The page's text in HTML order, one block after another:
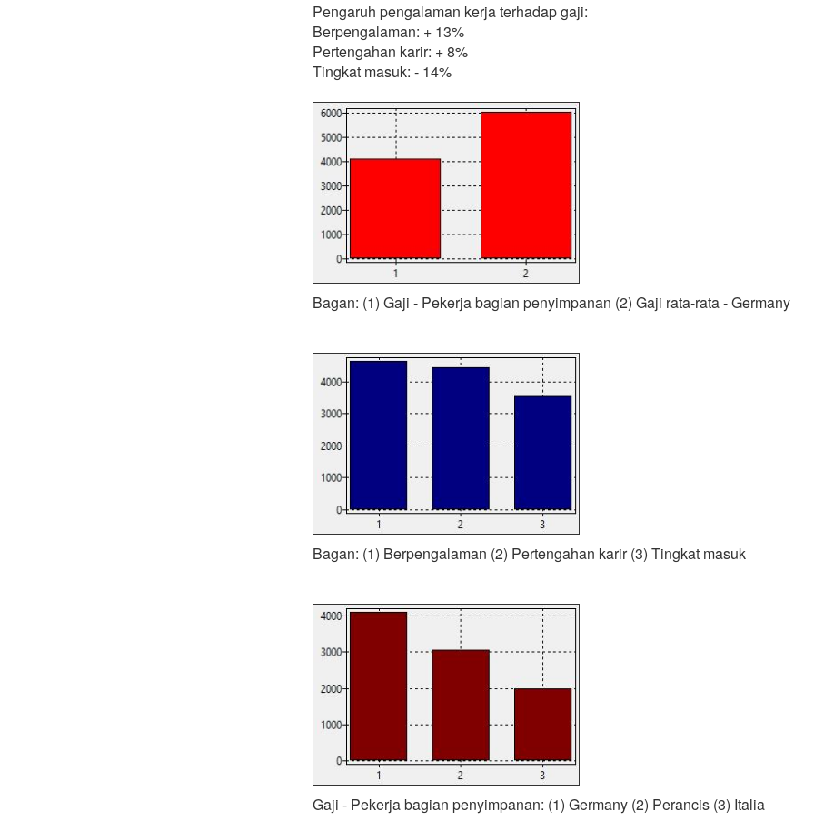
Pengaruh pengalaman kerja terhadap gaji:
Berpengalaman: + 13%
Pertengahan karir: + 8%
Tingkat masuk: - 14%
Bagan: (1) Gaji - Pekerja bagian penyimpanan (2) Gaji rata-rata - Germany
Bagan: (1) Berpengalaman (2) Pertengahan karir (3) Tingkat masuk
Gaji - Pekerja bagian penyimpanan: (1) Germany (2) Perancis (3) Italia